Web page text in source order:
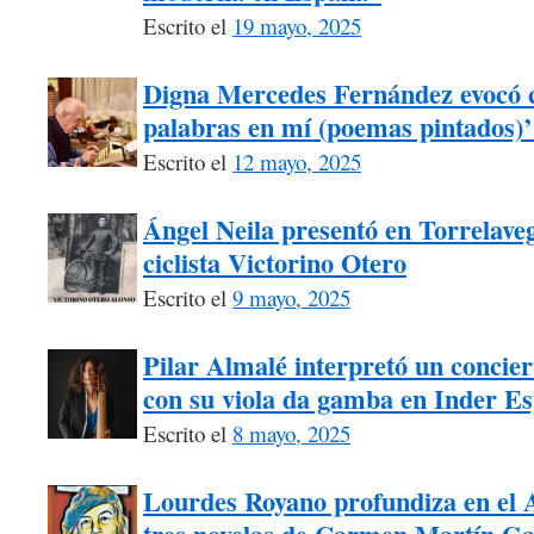
Escrito el 19 mayo, 2025
Digna Mercedes Fernández evocó
palabras en mí (poemas
Escrito el 12 mayo, 2025
Ángel Neila presentó en
ciclista Victorino Otero
Escrito el 9 mayo, 2025
Pilar Almalé interpretó un
con su viola da gamba en Inder
Escrito el 8 mayo, 2025
Lourdes Royano profundiza en el